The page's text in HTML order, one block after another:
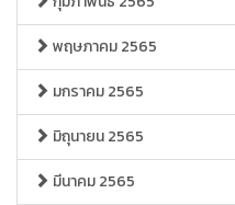
พฤษภาคม 2565
มกราคม 2565
มิถุนายน 2565
มีนาคม 2565